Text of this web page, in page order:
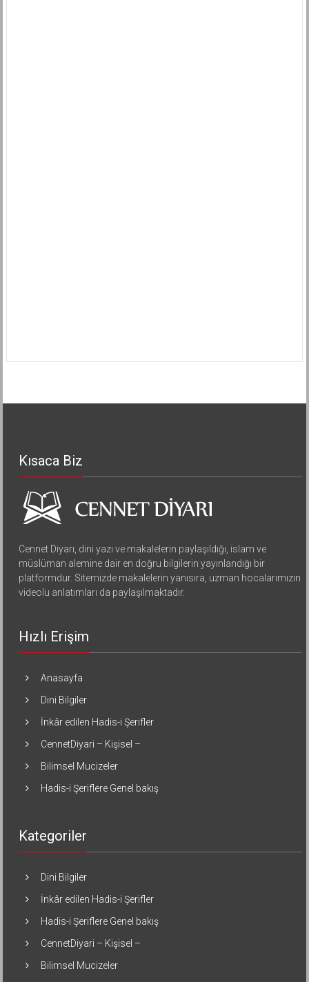
Kısaca Biz
Cennet Diyarı, dini yazı ve makalelerin paylaşıldığı, islam ve
müslüman alemine dair en doğru bilgilerin yayınlandığı bir
platformdur. Sitemizde makalelerin yanısıra, uzman hocalarımızın
videolu anlatımları da paylaşılmaktadır.
Hızlı Erişim
Anasayfa
Dini Bilgiler
İnkâr edilen Hadis-i Şerifler
CennetDiyari – Kişisel –
Bilimsel Mucizeler
Hadis-i Şeriflere Genel bakış
Kategoriler
Dini Bilgiler
İnkâr edilen Hadis-i Şerifler
Hadis-i Şeriflere Genel bakış
CennetDiyari – Kişisel –
Bilimsel Mucizeler